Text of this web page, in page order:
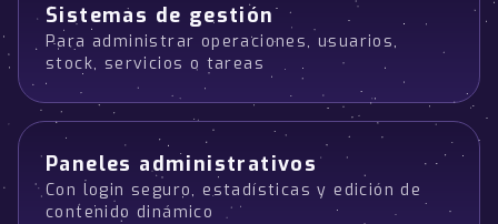
Sistemas de gestión
Para administrar operaciones, usuarios,
stock, servicios o tareas
Paneles administrativos
Con login seguro, estadísticas y edición de
contenido dinámico